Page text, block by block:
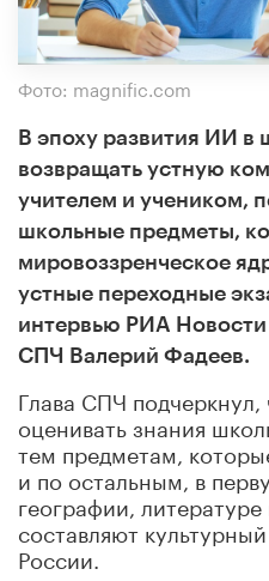
Фото: magnific.com
В эпоху развития ИИ в
возвращать устную
учителем и учеником,
школьные предметы,
мировоззренческое
устные переходные
интервью РИА Новости
СПЧ Валерий Фадеев.
Глава СПЧ
оценивать знания
тем предметам,
и по остальным, в
географии,
составляют
России.